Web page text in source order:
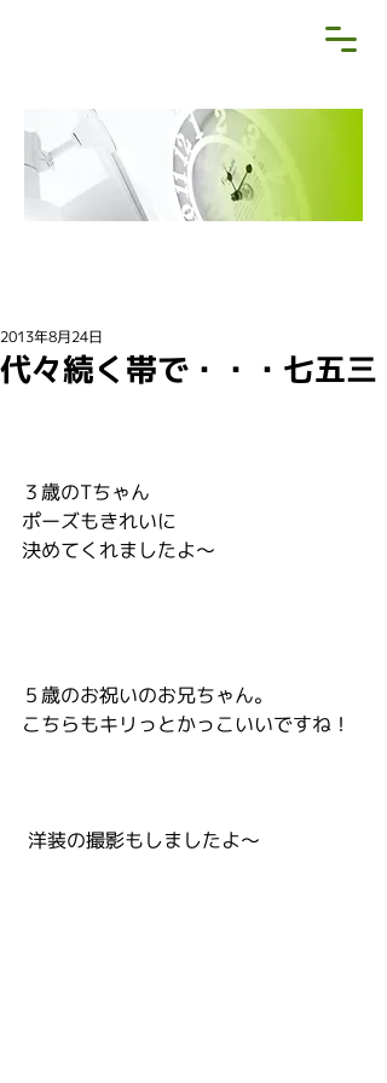
代々続く帯で・・・七五三
2013年8月24日
３歳のTちゃん
ポーズもきれいに
決めてくれましたよ～
５歳のお祝いのお兄ちゃん。
こちらもキリっとかっこいいですね！
洋装の撮影もしましたよ～